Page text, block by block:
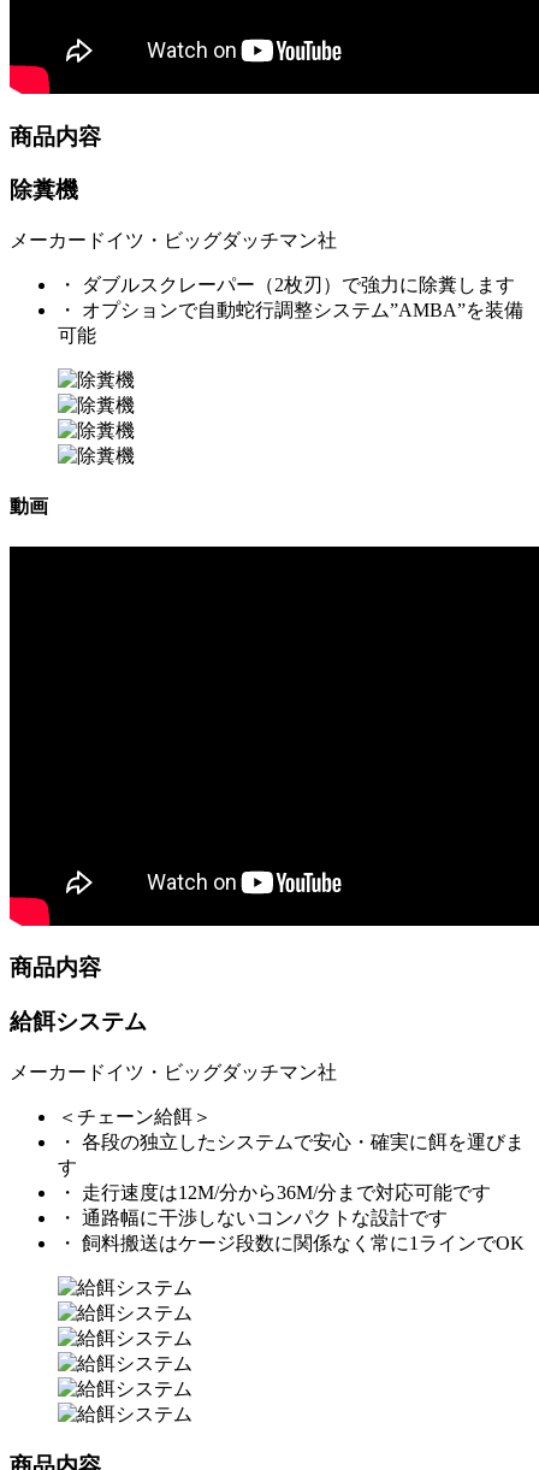
商品内容
除糞機
メーカー ドイツ・ビッグダッチマン社
・ ダブルスクレーパー（2枚刃）で強力に除糞します
・ オプションで自動蛇行調整システム”AMBA”を装備
可能
動画
商品内容
給餌システム
メーカー ドイツ・ビッグダッチマン社
＜チェーン給餌＞
・ 各段の独立したシステムで安心・確実に餌を運びま
す
・ 走行速度は12M/分から36M/分まで対応可能です
・ 通路幅に干渉しないコンパクトな設計です
・ 飼料搬送はケージ段数に関係なく常に1ラインでOK